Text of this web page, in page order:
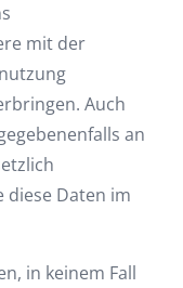
mit der
Auch
an
Daten im
in keinem Fall